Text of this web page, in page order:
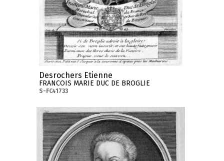
Desrochers Etienne
FRANCOIS MARIE DUC DE BROGLIE
S-FC41733